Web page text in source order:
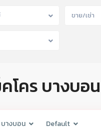
ขาย/เช่า
โคร บางบอน
างบอน Default